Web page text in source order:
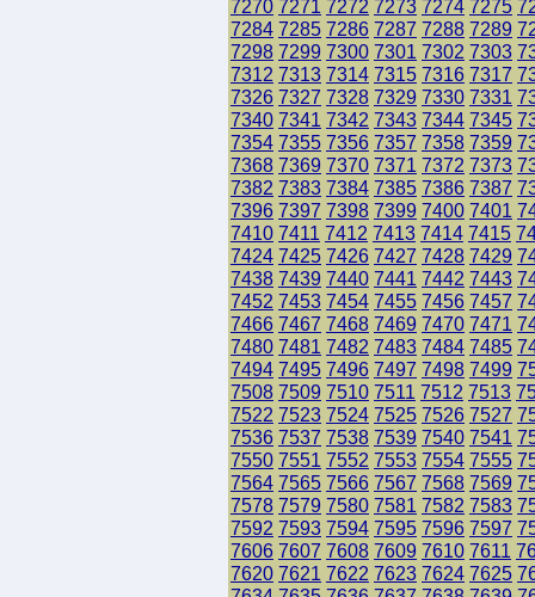
7270 7271 7272 7273 7274 7275
7284 7285 7286 7287 7288 7289
7298 7299 7300 7301 7302 7303
7312 7313 7314 7315 7316 7317
7326 7327 7328 7329 7330 7331
7340 7341 7342 7343 7344 7345
7354 7355 7356 7357 7358 7359
7368 7369 7370 7371 7372 7373
7382 7383 7384 7385 7386 7387
7396 7397 7398 7399 7400 7401
7410 7411 7412 7413 7414 7415
7424 7425 7426 7427 7428 7429
7438 7439 7440 7441 7442 7443
7452 7453 7454 7455 7456 7457
7466 7467 7468 7469 7470 7471
7480 7481 7482 7483 7484 7485
7494 7495 7496 7497 7498 7499
7508 7509 7510 7511 7512 7513
7522 7523 7524 7525 7526 7527
7536 7537 7538 7539 7540 7541
7550 7551 7552 7553 7554 7555
7564 7565 7566 7567 7568 7569
7578 7579 7580 7581 7582 7583
7592 7593 7594 7595 7596 7597
7606 7607 7608 7609 7610 7611
7620 7621 7622 7623 7624 7625